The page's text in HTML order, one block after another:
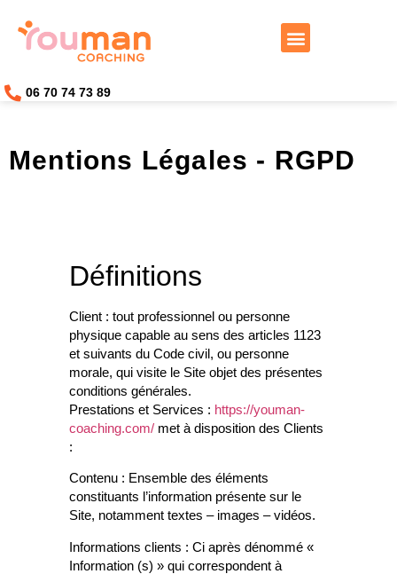
06 70 74 73 89
Mentions Légales - RGPD
Définitions
Client : tout professionnel ou personne
physique capable au sens des articles 1123
et suivants du Code civil, ou personne
morale, qui visite le Site objet des présentes
conditions générales.
Prestations et Services : https://youman-
coaching.com/ met à disposition des Clients
:
Contenu : Ensemble des éléments
constituants l’information présente sur le
Site, notamment textes – images – vidéos.
Informations clients : Ci après dénommé «
Information (s) » qui correspondent à